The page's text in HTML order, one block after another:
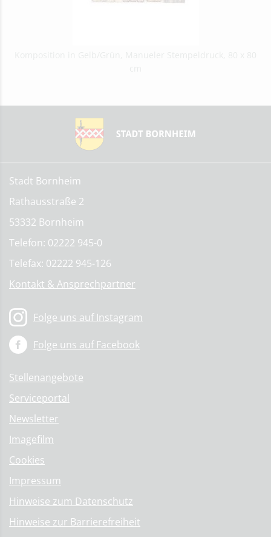
Stadt Bornheim
Rathausstraße 2
53332 Bornheim
Telefon: 02222 945-0
Telefax: 02222 945-126
Kontakt & Ansprechpartner
Folge uns auf Instagram
Folge uns auf Facebook
Stellenangebote
Serviceportal
Newsletter
Imagefilm
Cookies
Impressum
Hinweise zum Datenschutz
Hinweise zur Barrierefreiheit